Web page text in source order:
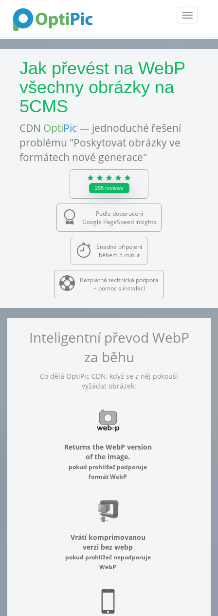
Toggle
Jak převést na WebP
všechny obrázky na
5CMS
CDN OptiPic — jednoduché řešení
problému "Poskytovat obrázky ve
formátech nové generace"
295 reviews
Podle doporučení
Google PageSpeed Insights
Snadné připojení
během 5 minut
Bezplatná technická podpora
+ pomoc s instalací
Inteligentní převod WebP
za běhu
Co dělá OptiPic CDN, když se z něj pokouší
vyžádat obrázek:
Returns the WebP version
of the image.
pokud prohlížeč podporuje
formát WebP
Vrátí komprimovanou
verzi bez webp
pokud prohlížeč nepodporuje
WebP